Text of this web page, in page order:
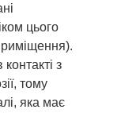
цього
з
тому
яка має